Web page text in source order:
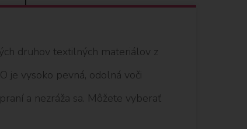
druhov textilných materiálov z
je vysoko pevná, odolná voči
a nezráža sa. Môžete vyberať